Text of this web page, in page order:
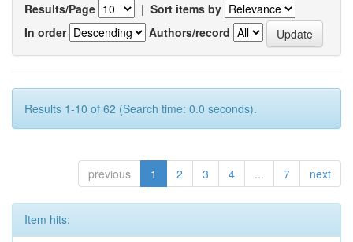
Results/Page | Sort items by
In order
Authors/record
Results 1-10 of 62 (Search time: 0.0 seconds).
previous 1 2 3 4 ... 7 next
Item hits: